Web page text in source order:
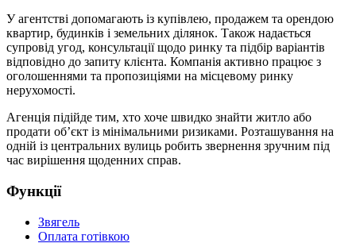
У агентстві допомагають із купівлею, продажем та орендою
квартир, будинків і земельних ділянок. Також надається
супровід угод, консультації щодо ринку та підбір варіантів
відповідно до запиту клієнта. Компанія активно працює з
оголошеннями та пропозиціями на місцевому ринку
нерухомості.
Агенція підійде тим, хто хоче швидко знайти житло або
продати об’єкт із мінімальними ризиками. Розташування на
одній із центральних вулиць робить звернення зручним під
час вирішення щоденних справ.
Функції
Звягель
Оплата готівкою